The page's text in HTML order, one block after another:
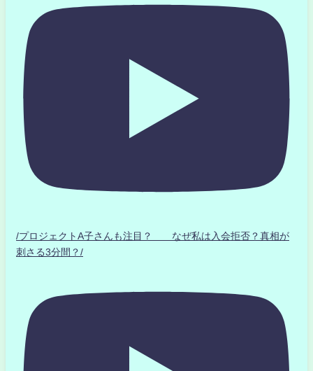
/プロジェクトA子さんも注目？ なぜ私は入会拒否？真相が
刺さる3分間？/